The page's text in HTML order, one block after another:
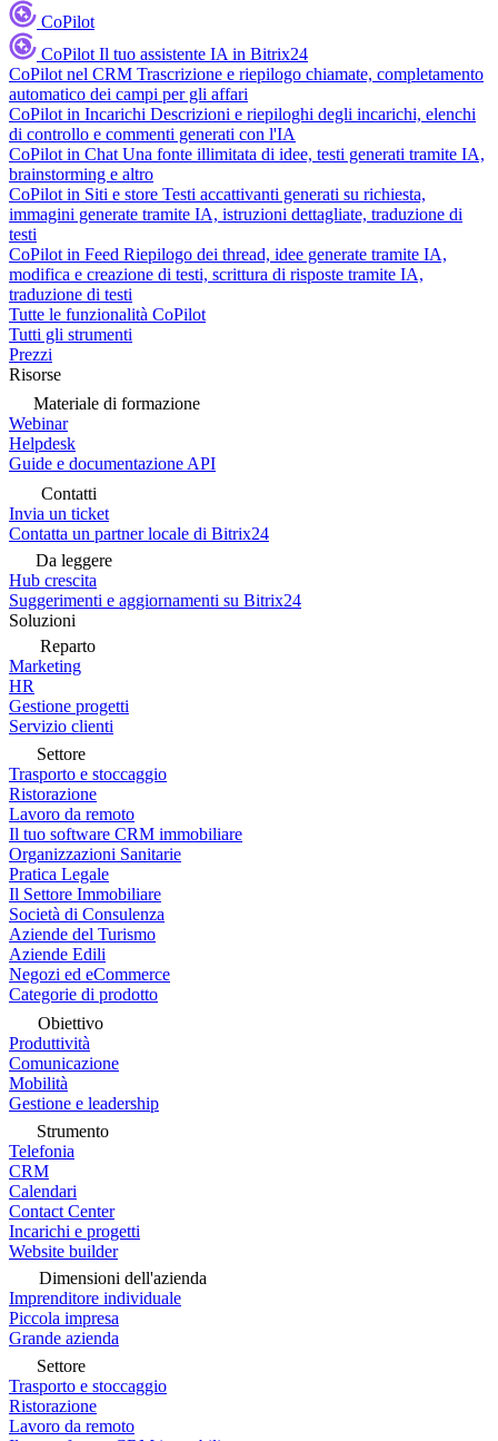
CoPilot
CoPilot Il tuo assistente IA in Bitrix24
CoPilot nel CRM Trascrizione e riepilogo chiamate, completamento
automatico dei campi per gli affari
CoPilot in Incarichi Descrizioni e riepiloghi degli incarichi, elenchi
di controllo e commenti generati con l'IA
CoPilot in Chat Una fonte illimitata di idee, testi generati tramite IA,
brainstorming e altro
CoPilot in Siti e store Testi accattivanti generati su richiesta,
immagini generate tramite IA, istruzioni dettagliate, traduzione di
testi
CoPilot in Feed Riepilogo dei thread, idee generate tramite IA,
modifica e creazione di testi, scrittura di risposte tramite IA,
traduzione di testi
Tutte le funzionalità CoPilot
Tutti gli strumenti
Prezzi
Risorse
Materiale di formazione
Webinar
Helpdesk
Guide e documentazione API
Contatti
Invia un ticket
Contatta un partner locale di Bitrix24
Da leggere
Hub crescita
Suggerimenti e aggiornamenti su Bitrix24
Soluzioni
Reparto
Marketing
HR
Gestione progetti
Servizio clienti
Settore
Trasporto e stoccaggio
Ristorazione
Lavoro da remoto
Il tuo software CRM immobiliare
Organizzazioni Sanitarie
Pratica Legale
Il Settore Immobiliare
Società di Consulenza
Aziende del Turismo
Aziende Edili
Negozi ed eCommerce
Categorie di prodotto
Obiettivo
Produttività
Comunicazione
Mobilità
Gestione e leadership
Strumento
Telefonia
CRM
Calendari
Contact Center
Incarichi e progetti
Website builder
Dimensioni dell'azienda
Imprenditore individuale
Piccola impresa
Grande azienda
Settore
Trasporto e stoccaggio
Ristorazione
Lavoro da remoto